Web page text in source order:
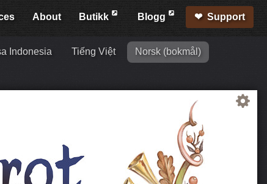
About Butikk Blogg Support
Indonesia Tiếng Việt Norsk (bokmål)